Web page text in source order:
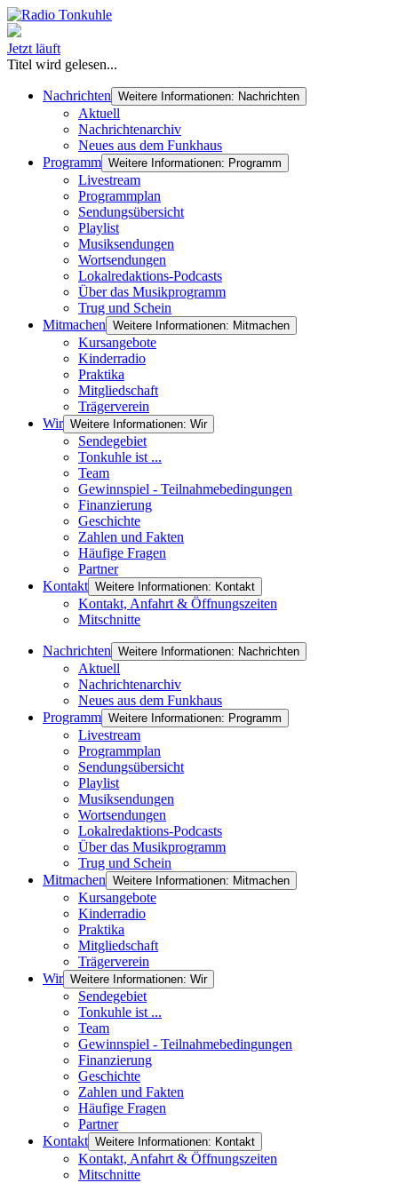
Jetzt läuft
Titel wird gelesen...
Nachrichten Weitere Informationen: Nachrichten
Aktuell
Nachrichtenarchiv
Neues aus dem Funkhaus
Programm Weitere Informationen: Programm
Livestream
Programmplan
Sendungsübersicht
Playlist
Musiksendungen
Wortsendungen
Lokalredaktions-Podcasts
Über das Musikprogramm
Trug und Schein
Mitmachen Weitere Informationen: Mitmachen
Kursangebote
Kinderradio
Praktika
Mitgliedschaft
Trägerverein
Wir Weitere Informationen: Wir
Sendegebiet
Tonkuhle ist ...
Team
Gewinnspiel - Teilnahmebedingungen
Finanzierung
Geschichte
Zahlen und Fakten
Häufige Fragen
Partner
Kontakt Weitere Informationen: Kontakt
Kontakt, Anfahrt & Öffnungszeiten
Mitschnitte
Nachrichten Weitere Informationen: Nachrichten
Aktuell
Nachrichtenarchiv
Neues aus dem Funkhaus
Programm Weitere Informationen: Programm
Livestream
Programmplan
Sendungsübersicht
Playlist
Musiksendungen
Wortsendungen
Lokalredaktions-Podcasts
Über das Musikprogramm
Trug und Schein
Mitmachen Weitere Informationen: Mitmachen
Kursangebote
Kinderradio
Praktika
Mitgliedschaft
Trägerverein
Wir Weitere Informationen: Wir
Sendegebiet
Tonkuhle ist ...
Team
Gewinnspiel - Teilnahmebedingungen
Finanzierung
Geschichte
Zahlen und Fakten
Häufige Fragen
Partner
Kontakt Weitere Informationen: Kontakt
Kontakt, Anfahrt & Öffnungszeiten
Mitschnitte